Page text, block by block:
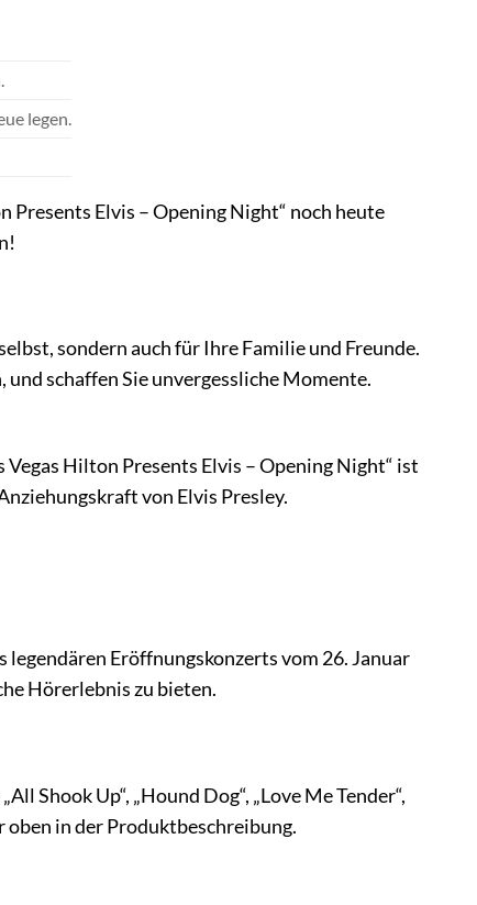
legen.
Presents Elvis – Opening Night“ noch heute
sondern auch für Ihre Familie und Freunde.
und schaffen Sie unvergessliche Momente.
Vegas Hilton Presents Elvis – Opening Night“ ist
von Elvis Presley.
legendären Eröffnungskonzerts vom 26. Januar
Hörerlebnis zu bieten.
Shook Up“, „Hound Dog“, „Love Me Tender“,
oben in der Produktbeschreibung.